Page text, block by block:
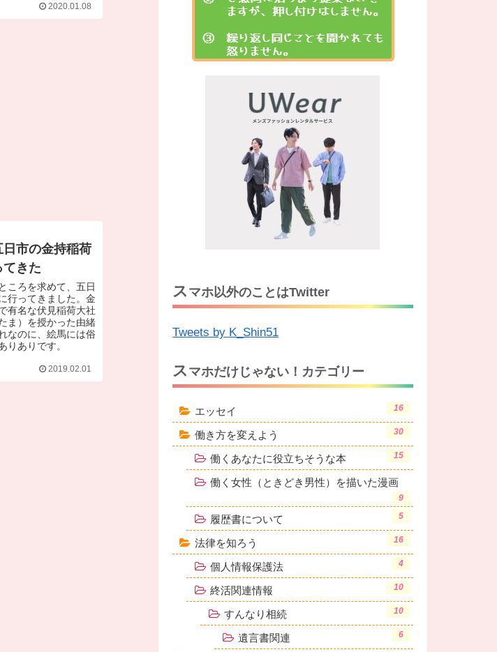
2020.01.08
市の金持稲荷
てきた
ころを求めて、五日
行ってきました。金
有名な伏見稲荷大社
ま）を授かった由緒
なのに、絵馬には俗
りありです。
2019.02.01
ス マホ以外のことはTwitter
Tweets by K_Shin51
ス マホだけじゃない！カテゴリー
エッセイ 16
働き方を変えよう 30
働くあなたに役立ちそうな本 15
働く女性（ときどき男性）を描いた漫画
9
履歴書について 5
法律を知ろう 16
個人情報保護法 4
終活関連情報 10
すんなり相続 10
遺言書関連 6